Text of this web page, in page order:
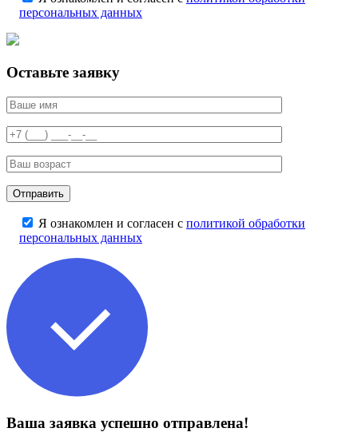
персональных данных
Оставьте заявку
Я ознакомлен и согласен с политикой обработки
персональных данных
Ваша заявка успешно отправлена!